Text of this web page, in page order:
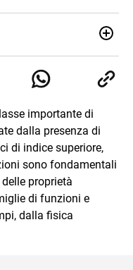
la laurea triennale in
e in Economia
per una supplenza
A47. Ho poi
nel sostegno e sono
importante di
dalla presenza di
di indice superiore,
sono fondamentali
proprietà
di funzioni e
dalla fisica